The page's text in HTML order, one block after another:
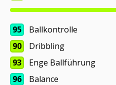
95
Ballkontrolle
90
Dribbling
93
Enge Ballführung
96
Balance